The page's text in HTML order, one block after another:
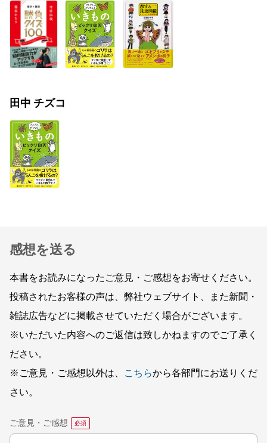
田中 チズコ
感想を送る
本書をお読みになったご意見・ご感想をお寄せください。
投稿されたお客様の声は、弊社ウェブサイト、また新聞・
雑誌広告などに掲載させていただく場合がございます。
※いただいた内容へのご返信は致しかねますのでご了承く
ださい。
※ご意見・ご感想以外は、
こちらから各部門にお送りくだ
さい。
ご意見・ご感想